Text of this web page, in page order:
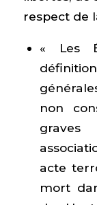
respect de
« Les
non
acte
mort